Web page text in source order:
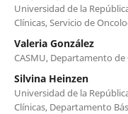
Universidad de la
Clínicas, Servicio de
Valeria González
CASMU, Departamento
Silvina Heinzen
Universidad de la
Clínicas, Departamento